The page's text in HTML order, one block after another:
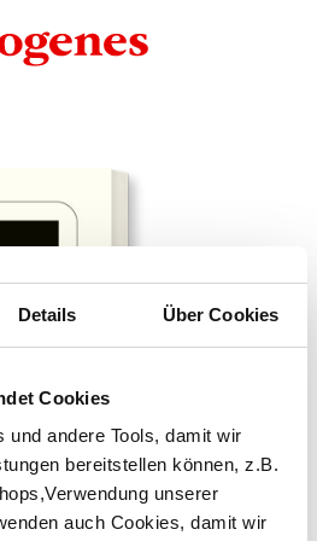
Details Über Cookies
Cookies
und andere Tools, damit wir
bereitstellen können, z.B.
unserer
auch Cookies, damit wir